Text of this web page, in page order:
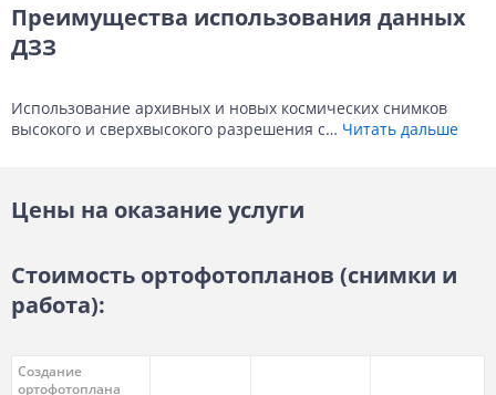
Преимущества использования данных
ДЗЗ
Использование архивных и новых космических снимков
высокого и сверхвысокого разрешения с… Читать дальше
Цены на оказание услуги
Стоимость ортофотопланов (снимки и
работа):
Создание
ортофотоплана